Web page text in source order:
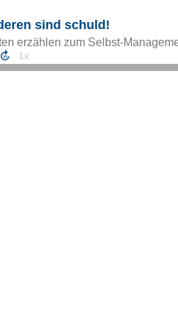
sind schuld!
erzählen zum Selbst-